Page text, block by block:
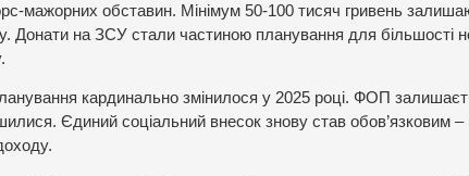
мажорних обставин. Мінімум 50-100 тисяч гривень
Донати на ЗСУ стали частиною планування для більшості
кардинально змінилося у 2025 році. ФОП
Єдиний соціальний внесок знову став обов’язковим